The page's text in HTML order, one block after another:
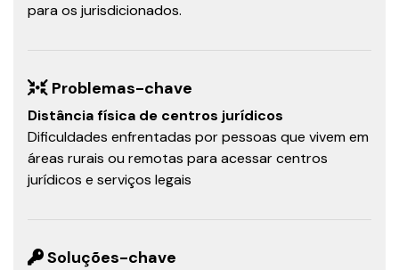
para os jurisdicionados.
Problemas-chave
Distância física de centros jurídicos
Dificuldades enfrentadas por pessoas que vivem em
áreas rurais ou remotas para acessar centros
jurídicos e serviços legais
Soluções-chave